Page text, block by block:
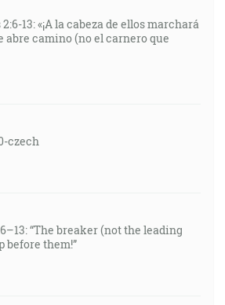
13: «¡A la cabeza de ellos marchará
abre camino (no el carnero que
czech
“The breaker (not the leading
before them!”